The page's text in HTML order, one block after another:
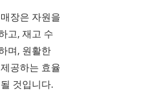
장은 자원을
고, 재고 수
며, 원활한
공하는 효율
것입니다.